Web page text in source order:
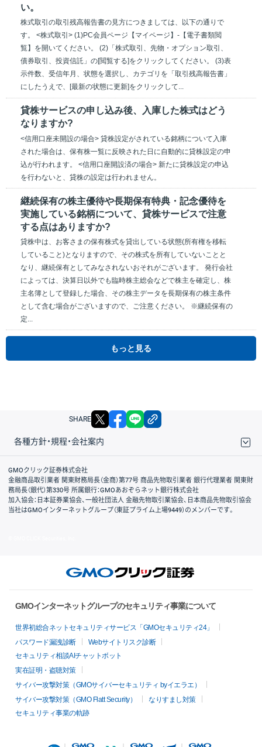
い。
株式取引の取引残高報告書の見方につきましては、以下の通りで
す。 <株式取引> (1)PC会員ページ【マイページ】-【電子書類閲
覧】を開いてください。 (2)「株式取引、先物・オプション取引、
債券取引、投資信託」の[閲覧する]をクリックしてください。 (3)表
示件数、受信年月、状態を選択し、カテゴリを「取引残高報告書」
にしたうえで、[最新の状態に更新]をクリックして...
貸株サービスの申し込み後、入庫した株式はどう
なりますか?
<信用口座未開設の場合> 貸株設定がされている銘柄について入庫
された場合は、保有株一覧に反映された日に自動的に貸株設定の申
込が行われます。 <信用口座開設済の場合> 新たに貸株設定の申込
を行わないと、貸株の設定は行われません。
継続保有の株主優待や長期保有特典・記念優待を
実施している銘柄について、貸株サービスで注意
する点はありますか?
貸株中は、お客さまの保有株式を貸出している状態(所有権を移転
していること)となりますので、その株式を所有していないことと
なり、継続保有としてみなされないおそれがございます。 発行会社
によっては、決算日以外でも臨時株主総会などで株主を確定し、株
主名簿として登録した場合、その株主データを長期保有の株主条件
として含む場合がございますので、ご注意ください。 ※継続保有の
定...
もっと見る
SHARE X facebook
各種方針・規程・会社案内
取引規程・約款
サイトマップ
その他のご案内
個人情報保護方針
最良執行方針
サイトのご利用について
ディスクレイマー
信託保全
リスク説明
会社案内
GMOクリック証券株式会社
金融商品取引業者 関東財務局長（金商）第77号 商品先物取引業者 銀行代理業者 関東財
務局長（銀代）第330号 所属銀行：GMOあおぞらネット銀行株式会社
加入協会：日本証券業協会、一般社団法人 金融先物取引業協会、日本商品先物取引協会
当社はGMOインターネットグループ（東証プライム上場9449）のメンバーです。
GMOインターネットグループのセキュリティ事業について
世界初総合ネットセキュリティサービス「GMOセキュリティ24」
パスワード漏洩診断
Webサイトリスク診断
セキュリティ相談AIチャットボット
実在証明・盗聴対策
サイバー攻撃対策（GMOサイバーセキュリティ byイエラエ）
サイバー攻撃対策（GMO Flatt Security）
なりすまし対策
セキュリティ事業の軌跡